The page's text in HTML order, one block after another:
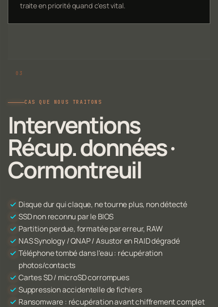
traite en priorité quand c'est vital.
CAS QUE NOUS TRAITONS
Interventions
Récup. données ·
Cormontreuil
Disque dur qui claque, ne tourne plus, non détecté
SSD non reconnu par le BIOS
Partition perdue, formatée par erreur, RAW
NAS Synology / QNAP / Asustor en RAID dégradé
Téléphone tombé dans l'eau : récupération
photos/contacts
Cartes SD / microSD corrompues
Suppression accidentelle de fichiers
Ransomware : récupération avant chiffrement complet